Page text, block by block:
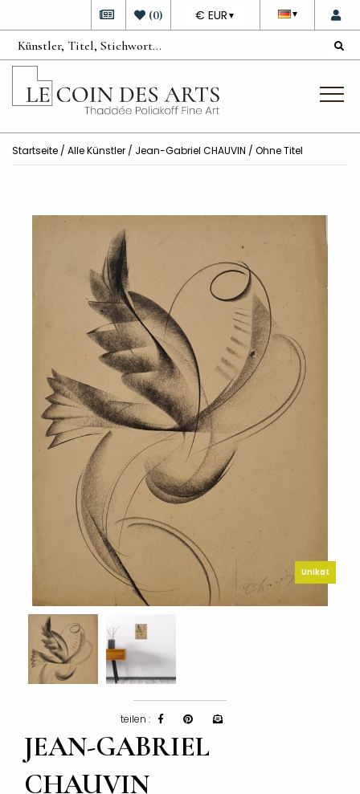
▼
DEVISE
€ EUR ▼
(0)
Startseite / Alle Künstler / Jean-Gabriel CHAUVIN / Ohne Titel
Unikat
teilen :
JEAN-GABRIEL
CHAUVIN